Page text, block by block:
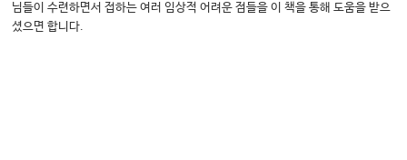
님들이 수련하면서 접하는 여러 임상적 어려운 점들을 이 책을 통해 도움을 받으
셨으면 합니다.